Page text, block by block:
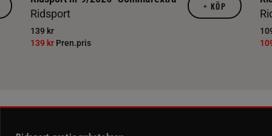
Ridsport
139 kr
139 kr Pren.pris
+ KÖP